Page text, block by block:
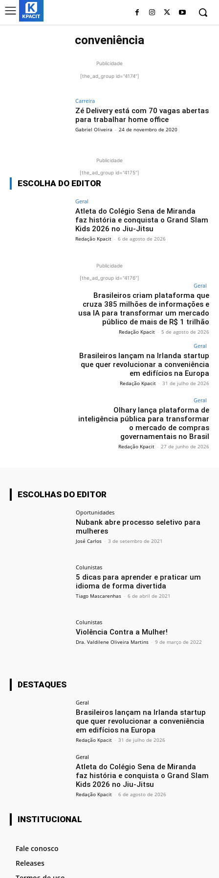
conveniência
Publicidade
[the_ad_group id="4174"]
Carreira
Zé Delivery está com 70 vagas abertas
para trabalhar home office
Gabriel Oliveira - 24 de novembro de 2020
Publicidade
[the_ad_group id="4175"]
ESCOLHA DO EDITOR
Geral
Atleta do Colégio Sena de Miranda
faz história e conquista o Grand Slam
Kids 2026 no Jiu-Jitsu
Redação Kpacit - 6 de agosto de 2026
Publicidade
[the_ad_group id="4176"]
Geral
Brasileiros criam plataforma que
cruza 385 milhões de informações e
usa IA para transformar um mercado
público de mais de R$ 1 trilhão
Redação Kpacit - 5 de agosto de 2026
Geral
Brasileiros lançam na Irlanda startup
que quer revolucionar a conveniência
em edifícios na Europa
Redação Kpacit - 31 de julho de 2026
Geral
Olhary lança plataforma de
inteligência pública para transformar
o mercado de compras
governamentais no Brasil
Redação Kpacit - 27 de junho de 2026
ESCOLHAS DO EDITOR
Oportunidades
Nubank abre processo seletivo para
mulheres
José Carlos - 3 de setembro de 2021
Colunistas
5 dicas para aprender e praticar um
idioma de forma divertida
Tiago Mascarenhas - 6 de abril de 2021
Colunistas
Violência Contra a Mulher!
Dra. Valdilene Oliveira Martins - 9 de março de 2022
DESTAQUES
Geral
Brasileiros lançam na Irlanda startup
que quer revolucionar a conveniência
em edifícios na Europa
Redação Kpacit - 31 de julho de 2026
Geral
Atleta do Colégio Sena de Miranda
faz história e conquista o Grand Slam
Kids 2026 no Jiu-Jitsu
Redação Kpacit - 6 de agosto de 2026
INSTITUCIONAL
Fale conosco
Releases